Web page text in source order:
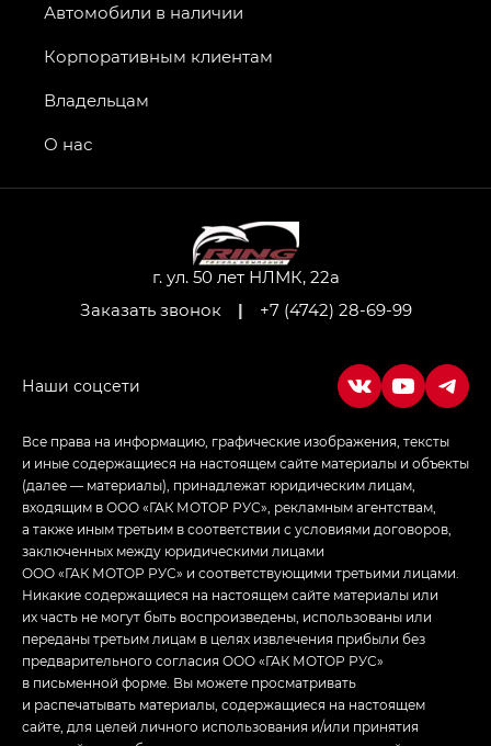
г. ул. 50 лет НЛМК, 22а
Заказать звонок
| +7 (4742) 28-69-99
Автомобили в наличии
Корпоративным клиентам
Владельцам
О нас
Все права на информацию, графические изображения, тексты
и иные содержащиеся на настоящем сайте материалы и объекты
(далее — материалы), принадлежат юридическим лицам,
входящим в ООО «ГАК МОТОР РУС», рекламным агентствам,
а также иным третьим в соответствии с условиями договоров,
заключенных между юридическими лицами
ООО «ГАК МОТОР РУС» и соответствующими третьими лицами.
Никакие содержащиеся на настоящем сайте материалы или
их часть не могут быть воспроизведены, использованы или
переданы третьим лицам в целях извлечения прибыли без
предварительного согласия ООО «ГАК МОТОР РУС»
в письменной форме. Вы можете просматривать
и распечатывать материалы, содержащиеся на настоящем
сайте, для целей личного использования и/или принятия